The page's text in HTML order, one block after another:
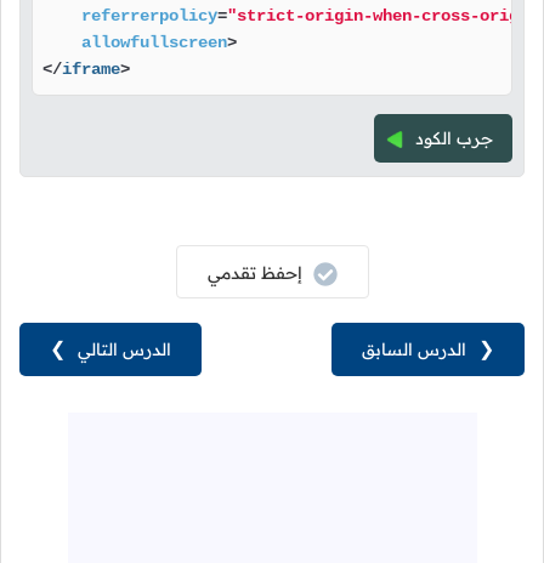
referrerpolicy="strict-origin-when-cross-
allowfullscreen>
</iframe>
جرب الكود
الدرس التالي ❯
إحفظ تقدمي
❮ الدرس السابق